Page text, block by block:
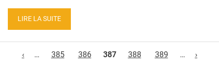
LIRE LA SUITE
‹
… 385 386 387 388 389 … ›